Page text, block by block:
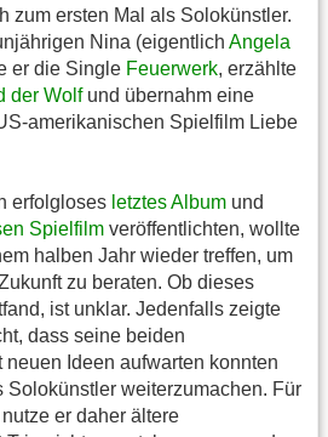
zum ersten Mal als Solokünstler.
Nina (eigentlich Angela
er die Single Feuerwerk, erzählte
der Wolfund übernahm eine
amerikanischen Spielfilm Liebe
erfolgloses letztes Album und
Spielfilm veröffentlichten, wollte
halben Jahr wieder treffen, um
zu beraten. Ob dieses
ist unklar. Jedenfalls zeigte
dass seine beiden
Ideen aufwarten konnten
Solokünstler weiterzumachen. Für
er daher ältere